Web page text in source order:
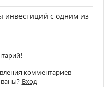
инвестиций с одним из
комментариев
Вход